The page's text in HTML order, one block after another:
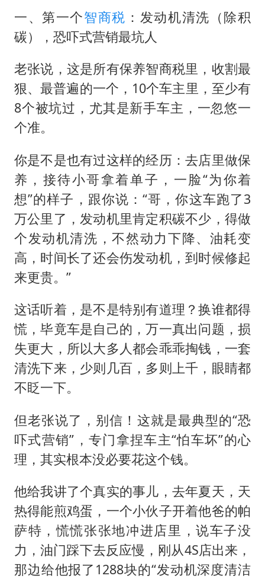
一、第一个智商税 ：发动机清洗（除积
碳），恐吓式营销最坑人
老张说，这是所有保养智商税里，收割最
狠、最普遍的一个，10个车主里，至少有
8个被坑过，尤其是新手车主，一忽悠一
个准。
你是不是也有过这样的经历：去店里做保
养，接待小哥拿着单子，一脸“为你着
想”的样子，跟你说：“哥，你这车跑了3
万公里了，发动机里肯定积碳不少，得做
个发动机清洗，不然动力下降、油耗变
高，时间长了还会伤发动机，到时候修起
来更贵。”
这话听着，是不是特别有道理？换谁都得
慌，毕竟车是自己的，万一真出问题，损
失更大，所以大多人都会乖乖掏钱，一套
清洗下来，少则几百，多则上千，眼睛都
不眨一下。
但老张说了，别信！这就是最典型的“恐
吓式营销”，专门拿捏车主“怕车坏”的心
理，其实根本没必要花这个钱。
他给我讲了个真实的事儿，去年夏天，天
热得能煎鸡蛋，一个小伙子开着他爸的帕
萨特，慌慌张张地冲进店里，说车子没
力，油门踩下去反应慢，刚从4S店出来，
那边给他报了1288块的“发动机深度清洁